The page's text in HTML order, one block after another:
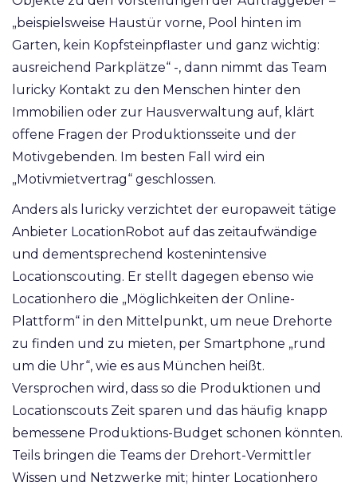
„beispielsweise Haustür vorne, Pool hinten im
Garten, kein Kopfsteinpflaster und ganz wichtig:
ausreichend Parkplätze“ -, dann nimmt das Team
luricky Kontakt zu den Menschen hinter den
Immobilien oder zur Hausverwaltung auf, klärt
offene Fragen der Produktionsseite und der
Motivgebenden. Im besten Fall wird ein
„Motivmietvertrag“ geschlossen.
Anders als luricky verzichtet der europaweit tätige
Anbieter LocationRobot auf das zeitaufwändige
und dementsprechend kostenintensive
Locationscouting. Er stellt dagegen ebenso wie
Locationhero die „Möglichkeiten der Online-
Plattform“ in den Mittelpunkt, um neue Drehorte
zu finden und zu mieten, per Smartphone „rund
um die Uhr“, wie es aus München heißt.
Versprochen wird, dass so die Produktionen und
Locationscouts Zeit sparen und das häufig knapp
bemessene Produktions-Budget schonen könnten.
Teils bringen die Teams der Drehort-Vermittler
Wissen und Netzwerke mit; hinter Locationhero